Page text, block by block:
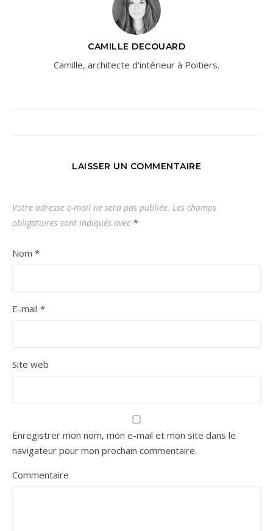
CAMILLE DECOUARD
Camille, architecte d'intérieur à Poitiers.
LAISSER UN COMMENTAIRE
Votre adresse e-mail ne sera pas publiée. Les champs
obligatoires sont indiqués avec *
Nom *
E-mail *
Site web
Enregistrer mon nom, mon e-mail et mon site dans le
navigateur pour mon prochain commentaire.
Commentaire